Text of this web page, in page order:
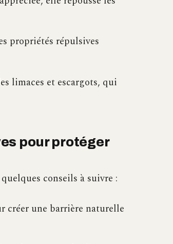
propriétés répulsives
limaces et escargots, qui
pour protéger
conseils à suivre :
créer une barrière naturelle